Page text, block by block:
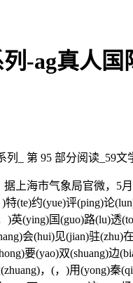
-ag真人国
_ 第 95 部分阅读_59
气象局官微，5月29
(yue)评(ping)论(lun)员
)英(ying)国(guo)路(lu)透
会(hui)见(jian)驻(zhu)
要(yao)双(shuang)边
，(，)用(yong)秦